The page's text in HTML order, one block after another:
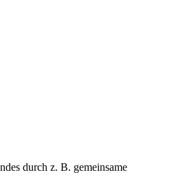
durch z. B. gemeinsame